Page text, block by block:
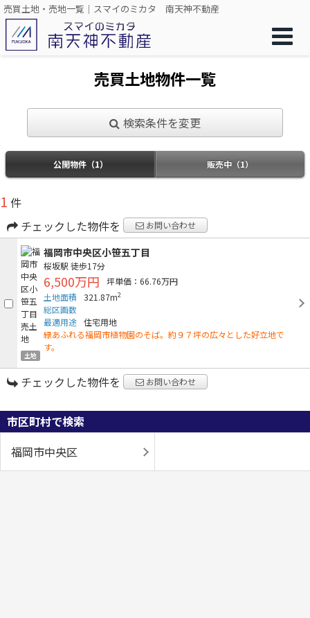
売買土地・売地一覧｜スマイのミカタ 南天神不動産
売買土地物件一覧
検索条件を変更
公開物件（1） 販売中（1）
1 件
チェックした物件を
お問い合わせ
土地
福岡市中央区小笹五丁目
桜坂駅 徒歩17分
6,500万円
坪単価：66.76万円
土地面積
321.87m2
総区画数
最適用途 住宅用地
緑あふれる福岡市植物園のそば。約９７坪の広々とした好立地で
す。
チェックした物件を お問い合わせ
市区町村で検索
福岡市中央区